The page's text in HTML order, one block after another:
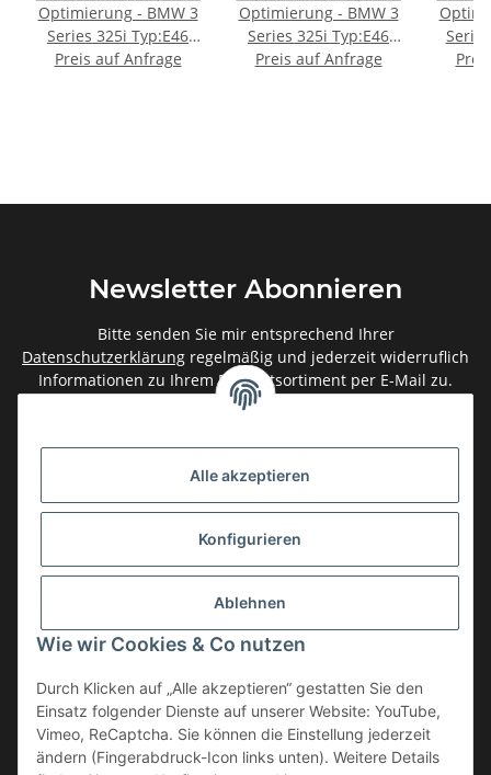
Alle akzeptieren
Konfigurieren
Ablehnen
Wie wir Cookies & Co nutzen
Durch Klicken auf „Alle akzeptieren“ gestatten Sie den
Einsatz folgender Dienste auf unserer Website: YouTube,
Vimeo, ReCaptcha. Sie können die Einstellung jederzeit
ändern (Fingerabdruck-Icon links unten). Weitere Details
Optimierung - BMW 3
Series 325i Typ:E46
186PS
Preis auf Anfrage
Optimierung - BMW 3
Series 325i Typ:E46
[Facelift] 192PS
Preis auf Anfrage
Newsletter Abonnieren
Bitte senden Sie mir entsprechend Ihrer
Datenschutzerklärung regelmäßig und jederzeit widerruflich
Informationen zu Ihrem Produktsortiment per E-Mail zu.
Gesetzliche Informationen
Informationen
Service
Vertrag widerrufen
* Alle Preise inkl. gesetzlicher USt., zzgl.Versand